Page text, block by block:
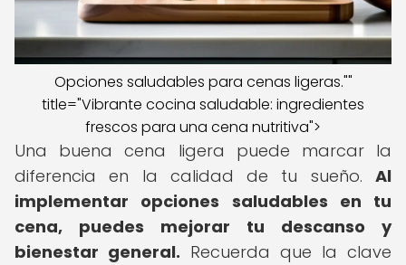
Opciones saludables para cenas ligeras.""
title="Vibrante cocina saludable: ingredientes
frescos para una cena nutritiva">
Una buena cena ligera puede marcar la
diferencia en la calidad de tu sueño. Al
implementar opciones saludables en tu
cena, puedes mejorar tu descanso y
bienestar general. Recuerda que la clave